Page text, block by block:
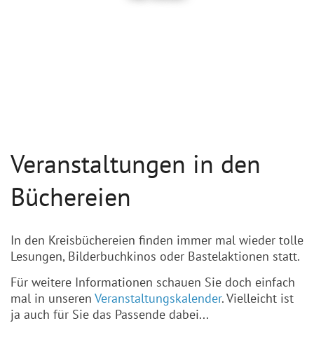
Hier klicken
Direktsuche im
Veranstaltungen in den
Büchereien
In den Kreisbüchereien finden immer mal wieder tolle
Lesungen, Bilderbuchkinos oder Bastelaktionen statt.
Für weitere Informationen schauen Sie doch einfach
mal in unseren Veranstaltungskalender. Vielleicht ist
ja auch für Sie das Passende dabei...